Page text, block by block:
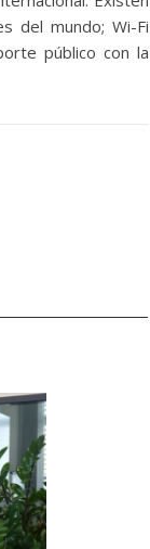
del mundo; Wi-Fi
público con la